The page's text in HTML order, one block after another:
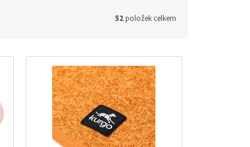
52položek celkem